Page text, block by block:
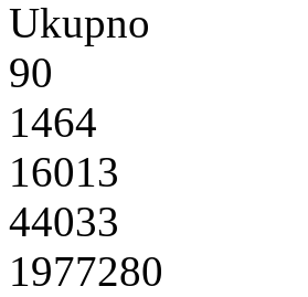
Ukupno
90
1464
16013
44033
1977280